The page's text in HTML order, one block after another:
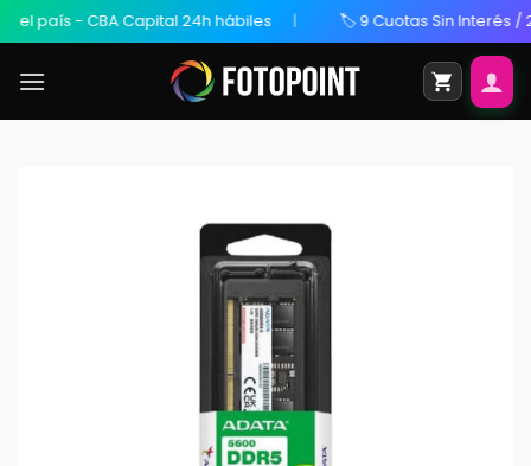
- CBA Capital 24h hábiles 🏷️ 9 Cuotas Sin Interés / 20%